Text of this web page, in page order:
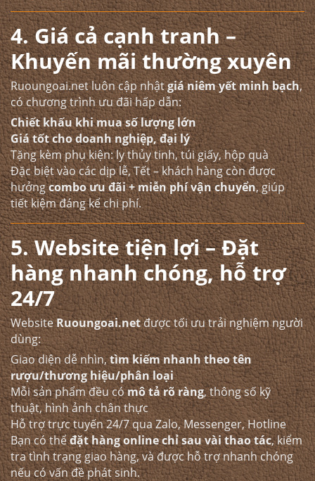
4. Giá cả cạnh tranh –
Khuyến mãi thường xuyên
Ruoungoai.net luôn cập nhậtgiá niêm yết minh bạch,
có chương trình ưu đãi hấp dẫn:
Chiết khấu khi mua số lượng lớn
Giá tốt cho doanh nghiệp, đại lý
Tặng kèm phụ kiện: ly thủy tinh, túi giấy, hộp quà
Đặc biệt vào các dịp lễ, Tết – khách hàng còn được
hưởngcombo ưu đãi + miễn phí vận chuyển, giúp
tiết kiệm đáng kể chi phí.
5. Website tiện lợi – Đặt
hàng nhanh chóng, hỗ trợ
24/7
WebsiteRuoungoai.netđược tối ưu trải nghiệm người
dùng:
Giao diện dễ nhìn,tìm kiếm nhanh theo tên
rượu/thương hiệu/phân loại
Mỗi sản phẩm đều cómô tả rõ ràng, thông số kỹ
thuật, hình ảnh chân thực
Hỗ trợ trực tuyến 24/7 qua Zalo, Messenger, Hotline
Bạn có thểđặt hàng online chỉ sau vài thao tác, kiểm
tra tình trạng giao hàng, và được hỗ trợ nhanh chóng
nếu có vấn đề phát sinh.